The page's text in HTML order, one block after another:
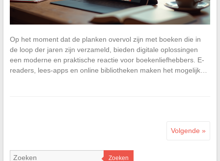
Op het moment dat de planken overvol zijn met boeken die in
de loop der jaren zijn verzameld, bieden digitale oplossingen
een moderne en praktische reactie voor boekenliefhebbers. E-
readers, lees-apps en online bibliotheken maken het mogelijk…
Volgende »
Zoeken